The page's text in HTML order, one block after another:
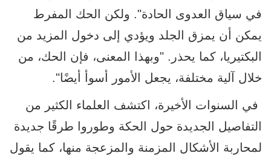
في سياق العدوى الحادة". ولكن الحك المفرط
يمكن أن يمزق الجلد ويؤدي إلى دخول المزيد من
البكتيريا، كما يحذر. "وبهذا المعنى، فإن الحك، من
خلال آلية مختلفة، يجعل الأمور أسوأ أيضًا".
في السنوات الأخيرة، اكتشف العلماء الكثير من
التفاصيل الجديدة حول الحكة وطوروا طرقًا جديدة
لمحاربة الأشكال المزمنة والمزعجة منها، كما يقول